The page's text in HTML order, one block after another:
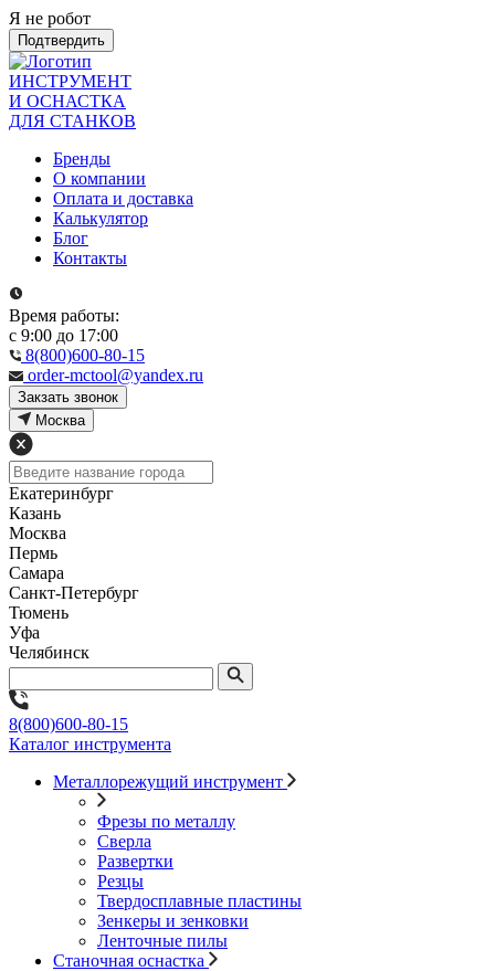
Я не робот
Подтвердить
ИНСТРУМЕНТ
И ОСНАСТКА
ДЛЯ СТАНКОВ
Бренды
О компании
Оплата и доставка
Калькулятор
Блог
Контакты
Время работы:
с 9:00 до 17:00
8(800)600-80-15
order-mctool@yandex.ru
Закзать звонок
Москва
Екатеринбург
Казань
Москва
Пермь
Самара
Санкт-Петербург
Тюмень
Уфа
Челябинск
8(800)600-80-15
Каталог инструмента
Металлорежущий инструмент
Фрезы по металлу
Сверла
Развертки
Резцы
Твердосплавные пластины
Зенкеры и зенковки
Ленточные пилы
Станочная оснастка